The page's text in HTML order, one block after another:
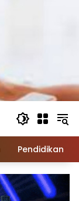
Pendidikan